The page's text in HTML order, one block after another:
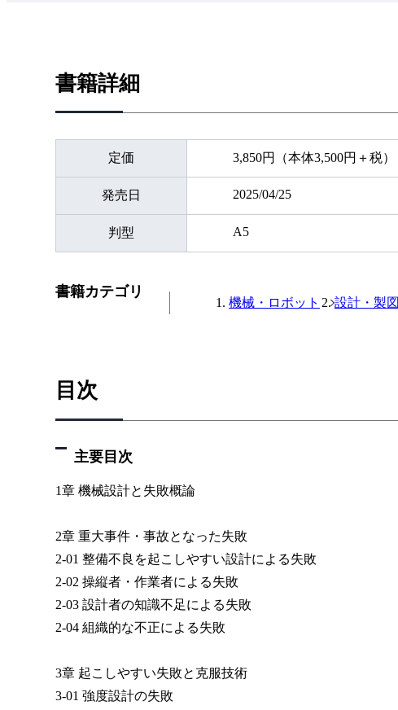
書籍詳細
定価 3,850円（本体3,500円＋税）
発売日 2025/04/25
判型 A5
書籍カテゴリ
機械・ロボット 設計・製図
目次
主要目次
1章 機械設計と失敗概論
2章 重大事件・事故となった失敗
2-01 整備不良を起こしやすい設計による失敗
2-02 操縦者・作業者による失敗
2-03 設計者の知識不足による失敗
2-04 組織的な不正による失敗
3章 起こしやすい失敗と克服技術
3-01 強度設計の失敗